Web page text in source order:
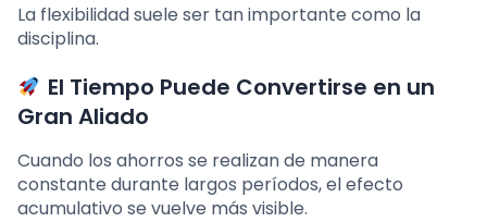
La flexibilidad suele ser tan importante como la
disciplina.
El Tiempo Puede Convertirse en un
Gran Aliado
Cuando los ahorros se realizan de manera
constante durante largos períodos, el efecto
acumulativo se vuelve más visible.